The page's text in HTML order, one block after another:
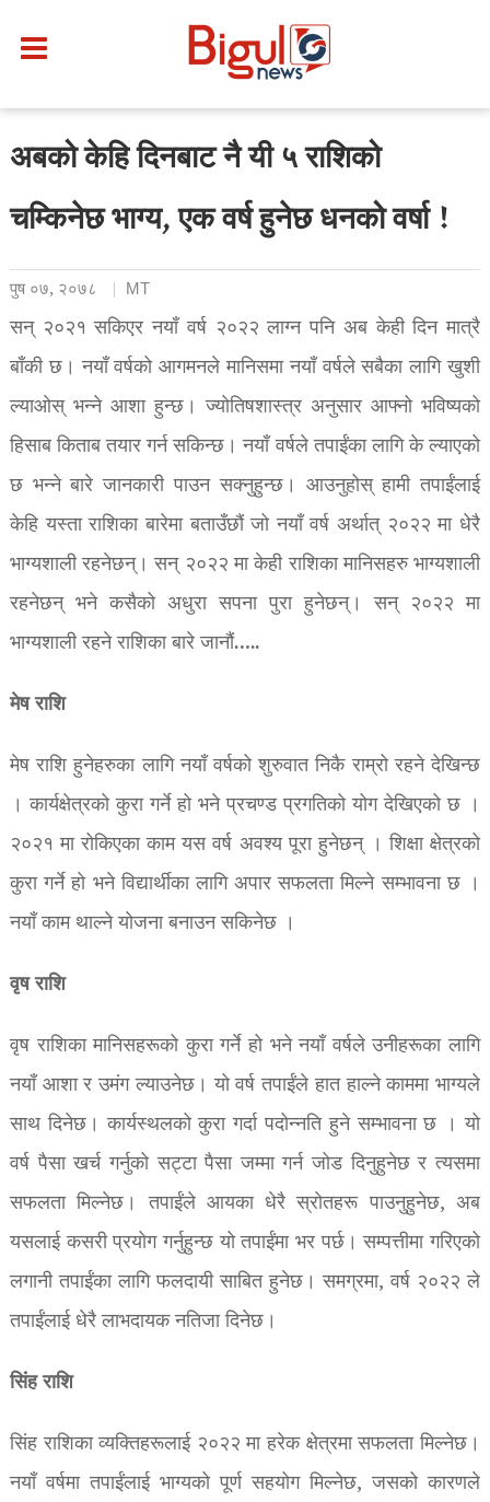
अबको केहि दिनबाट नै यी ५ राशिको
चम्किनेछ भाग्य, एक वर्ष हुनेछ धनको वर्षा !
पुष ०७, २०७८ MT
सन् २०२१ सकिएर नयाँ वर्ष २०२२ लाग्न पनि अब केही दिन मात्रै
बाँकी छ। नयाँ वर्षको आगमनले मानिसमा नयाँ वर्षले सबैका लागि खुशी
ल्याओस् भन्ने आशा हुन्छ। ज्योतिषशास्त्र अनुसार आफ्नो भविष्यको
हिसाब किताब तयार गर्न सकिन्छ। नयाँ वर्षले तपाईंका लागि के ल्याएको
छ भन्ने बारे जानकारी पाउन सक्नुहुन्छ। आउनुहोस् हामी तपाईंलाई
केहि यस्ता राशिका बारेमा बताउँछौं जो नयाँ वर्ष अर्थात् २०२२ मा धेरै
भाग्यशाली रहनेछन्। सन् २०२२ मा केही राशिका मानिसहरु भाग्यशाली
रहनेछन् भने कसैको अधुरा सपना पुरा हुनेछन्। सन् २०२२ मा
भाग्यशाली रहने राशिका बारे जानौं…..
मेष राशि
मेष राशि हुनेहरुका लागि नयाँ वर्षको शुरुवात निकै राम्रो रहने देखिन्छ
। कार्यक्षेत्रको कुरा गर्ने हो भने प्रचण्ड प्रगतिको योग देखिएको छ ।
२०२१ मा रोकिएका काम यस वर्ष अवश्य पूरा हुनेछन् । शिक्षा क्षेत्रको
कुरा गर्ने हो भने विद्यार्थीका लागि अपार सफलता मिल्ने सम्भावना छ ।
नयाँ काम थाल्ने योजना बनाउन सकिनेछ ।
वृष राशि
वृष राशिका मानिसहरूको कुरा गर्ने हो भने नयाँ वर्षले उनीहरूका लागि
नयाँ आशा र उमंग ल्याउनेछ। यो वर्ष तपाईंले हात हाल्ने काममा भाग्यले
साथ दिनेछ। कार्यस्थलको कुरा गर्दा पदोन्नति हुने सम्भावना छ । यो
वर्ष पैसा खर्च गर्नुको सट्टा पैसा जम्मा गर्न जोड दिनुहुनेछ र त्यसमा
सफलता मिल्नेछ। तपाईंले आयका धेरै स्रोतहरू पाउनुहुनेछ, अब
यसलाई कसरी प्रयोग गर्नुहुन्छ यो तपाईंमा भर पर्छ। सम्पत्तीमा गरिएको
लगानी तपाईंका लागि फलदायी साबित हुनेछ। समग्रमा, वर्ष २०२२ ले
तपाईंलाई धेरै लाभदायक नतिजा दिनेछ।
सिंह राशि
सिंह राशिका व्यक्तिहरूलाई २०२२ मा हरेक क्षेत्रमा सफलता मिल्नेछ।
नयाँ वर्षमा तपाईंलाई भाग्यको पूर्ण सहयोग मिल्नेछ, जसको कारणले